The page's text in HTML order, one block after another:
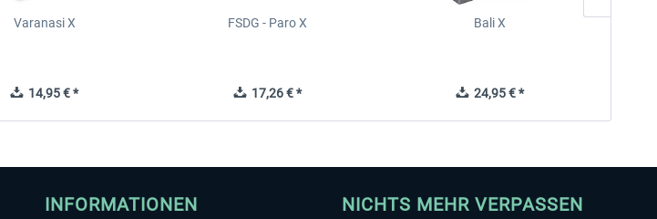
Varanasi X
14,95 € *
FSDG - Paro X
17,26 € *
Bali X
24,95 € *
INFORMATIONEN NICHTS MEHR VERPASSEN